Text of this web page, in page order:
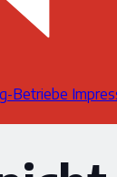
Betriebe